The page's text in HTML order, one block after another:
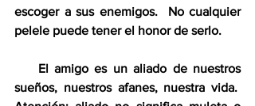
escoger a sus enemigos.  No cualquier
pelele puede tener el honor de serlo.
El amigo es un aliado de nuestros
sueños, nuestros afanes, nuestra vida.